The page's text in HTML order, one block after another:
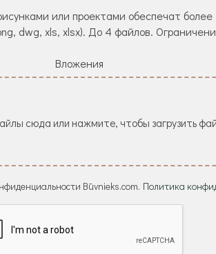
или проектами обеспечат
dwg, xls, xlsx). До 4 файлов.
Вложения
сюда или нажмите, чтобы загрузить
Būvnieks.com. Политика